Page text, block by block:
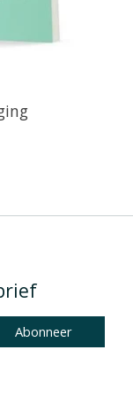
Abonneer